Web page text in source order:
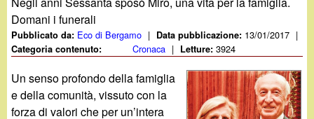
n
d
i
e
r
c
a
Domani i funerali
Pubblicato da: Eco di Bergamo | Data pubblicazione: 13/01/2017 |
Categoria contenuto: Cronaca | Letture:3924
Un senso profondo della famiglia
e della comunità, vissuto con la
forza di valori che per un’intera